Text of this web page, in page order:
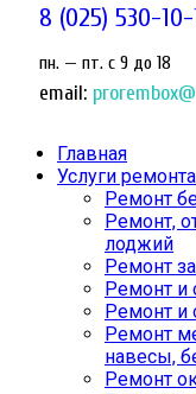
8 (025) 530-
пн. — пт. c 9 до 18
email:
Главная
Услуги ремонта
Ремонт
Ремонт,
лоджий
Ремонт
Ремонт и
Ремонт и
Ремонт
навесы,
Ремонт